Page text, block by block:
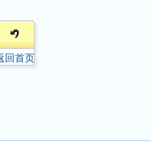
回首页